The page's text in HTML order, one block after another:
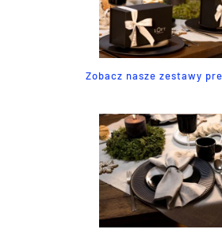
Zobacz nasze zestawy